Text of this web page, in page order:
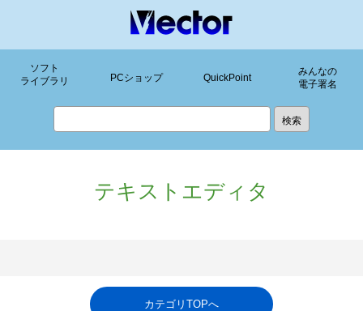
ソフト
ライブラリ
PCショップ QuickPoint
みんなの
電子署名
テキストエディタ
カテゴリTOPへ